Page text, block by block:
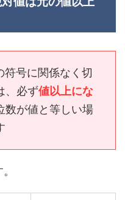
符号に関係なく切
、必ず値以上にな
数が値と等しい場